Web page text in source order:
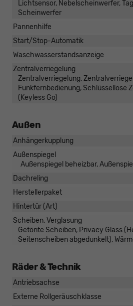
Lichtsensor, Nebelscheinwerfer,
Scheinwerfer
Pannenhilfe
Start/Stop-Automatik
Waschwasserstandsanzeige
Zentralverriegelung
Zentralverriegelung,
Funkfernbedienung, Schlüssellose
(Keyless Go)
Außen
Anhängerkupplung
Außenspiegel
Außenspiegel beheizbar,
Dachreling
Herstellerpaket
Hintertür (Art)
Scheiben, Verglasung
Getönte Scheiben, Privacy Glass
Seitenscheiben abgedunkelt),
Räder & Technik
Antriebsachse
Externe Rollgeräuschklasse